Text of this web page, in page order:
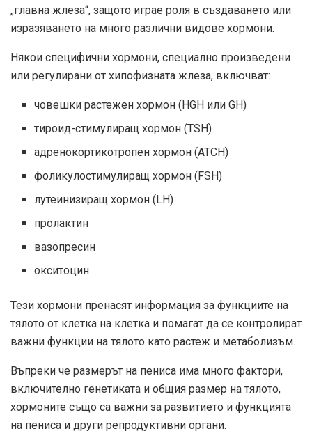
„главна жлеза“, защото играе роля в създаването или
изразяването на много различни видове хормони.
Някои специфични хормони, специално произведени
или регулирани от хипофизната жлеза, включват:
човешки растежен хормон (HGH или GH)
тироид-стимулиращ хормон (TSH)
адренокортикотропен хормон (ATCH)
фоликулостимулиращ хормон (FSH)
лутеинизиращ хормон (LH)
пролактин
вазопресин
окситоцин
Тези хормони пренасят информация за функциите на
тялото от клетка на клетка и помагат да се контролират
важни функции на тялото като растеж и метаболизъм.
Въпреки че размерът на пениса има много фактори,
включително генетиката и общия размер на тялото,
хормоните също са важни за развитието и функцията
на пениса и други репродуктивни органи.